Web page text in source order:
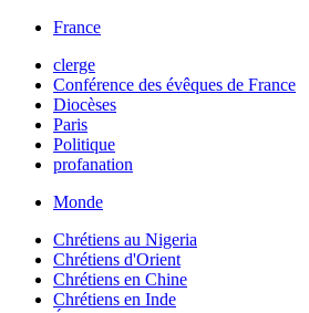
France
clerge
Conférence des évêques de France
Diocèses
Paris
Politique
profanation
Monde
Chrétiens au Nigeria
Chrétiens d'Orient
Chrétiens en Chine
Chrétiens en Inde